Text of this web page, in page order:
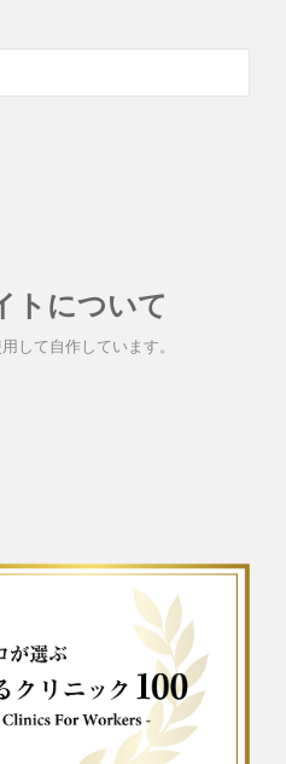
トについて
して自作しています。